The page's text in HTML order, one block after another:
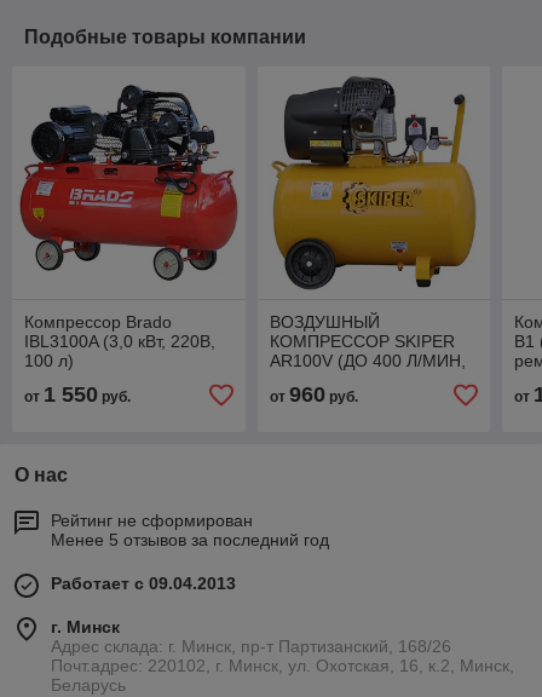
Подобные товары компании
Компрессор Brado
IBL3100A (3,0 кВт, 220В,
100 л)
от 1 550 руб.
ВОЗДУШНЫЙ
КОМПРЕССОР SKIPER
AR100V (ДО 400 Л/МИН,
8 АТМ, 100 Л, 220 В, 2.2
КВТ)
от 960руб.
B1
от
О нас
Рейтинг не сформирован
Менее 5 отзывов за последний год
Работает с 09.04.2013
г. Минск
Адрес склада: г. Минск, пр-т Партизанский, 168/26
Почт.адрес: 220102, г. Минск, ул. Охотская, 16, к.2, Минск,
Беларусь